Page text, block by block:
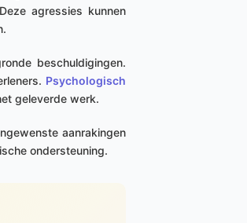
agressies kunnen
beschuldigingen.
Psychologisch
geleverde werk.
aanrakingen
ondersteuning.